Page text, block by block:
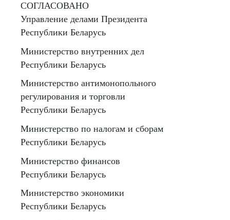
СОГЛАСОВАНО
Управление делами Президента
Республики Беларусь
Министерство внутренних дел
Республики Беларусь
Министерство антимонопольного
регулирования и торговли
Республики Беларусь
Министерство по налогам и сборам
Республики Беларусь
Министерство финансов
Республики Беларусь
Министерство экономики
Республики Беларусь